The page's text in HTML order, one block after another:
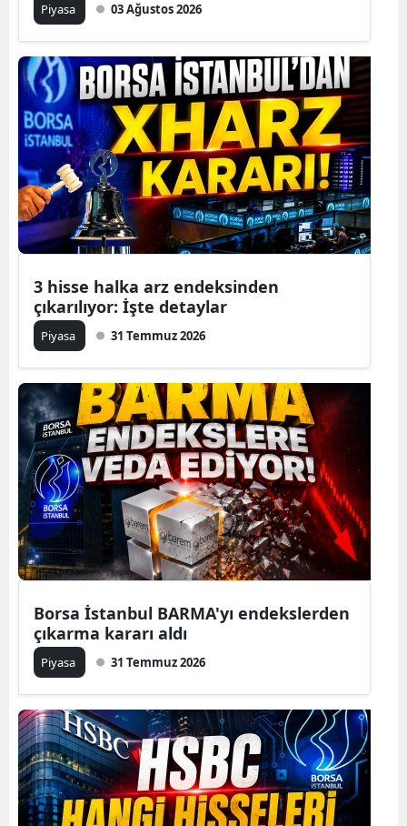
Piyasa 03 Ağustos 2026
3 hisse halka arz endeksinden
çıkarılıyor: İşte detaylar
Piyasa 31 Temmuz 2026
Borsa İstanbul BARMA'yı endekslerden
çıkarma kararı aldı
Piyasa 31 Temmuz 2026